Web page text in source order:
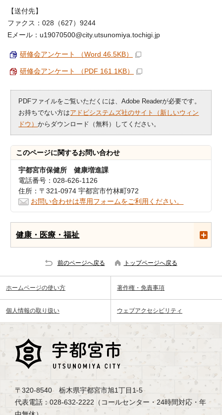
【送付先】
ファクス：028（627）9244
Eメール：u19070500@city.utsunomiya.tochigi.jp
研修会アンケート （Word 46.5KB）
研修会アンケート （PDF 161.1KB）
PDFファイルをご覧いただくには、Adobe Readerが必要です。
お持ちでない方はアドビシステムズ社のサイト（新しいウィン
ドウ）からダウンロード（無料）してください。
このページに関するお問い合わせ
宇都宮市保健所 健康増進課
電話番号：028-626-1126
住所：〒321-0974 宇都宮市竹林町972
お問い合わせは専用フォームをご利用ください。
健康・医療・福祉
前のページへ戻る トップページへ戻る
ホームページの使い方 著作権・免責事項
個人情報の取り扱い ウェブアクセシビリティ
〒320-8540 栃木県宇都宮市旭1丁目1-5
代表電話：028-632-2222（コールセンター・24時間対応・年